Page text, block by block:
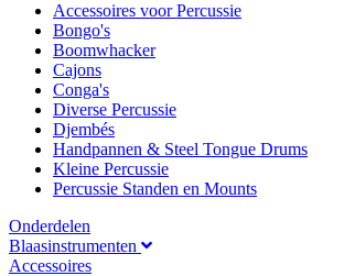
Accessoires voor Percussie
Bongo's
Boomwhacker
Cajons
Conga's
Diverse Percussie
Djembés
Handpannen & Steel Tongue Drums
Kleine Percussie
Percussie Standen en Mounts
Onderdelen
Blaasinstrumenten
Accessoires